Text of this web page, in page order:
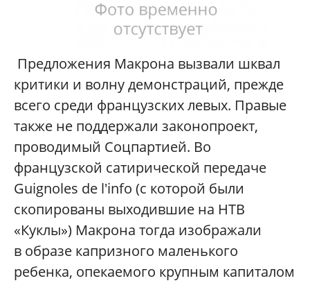
Предложения Макрона вызвали шквал
критики и волну демонстраций, прежде
всего среди французских левых. Правые
также не поддержали законопроект,
проводимый Соцпартией. Во
французской сатирической передаче
Guignoles de l'info (с которой были
скопированы выходившие на НТВ
«Куклы») Макрона тогда изображали
в образе капризного маленького
ребенка, опекаемого крупным капиталом